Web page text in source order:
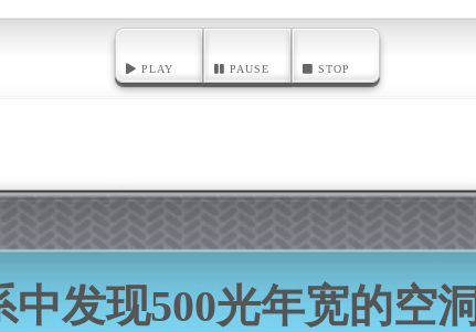
PLAY PAUSE STOP
中发现500光年宽的空洞